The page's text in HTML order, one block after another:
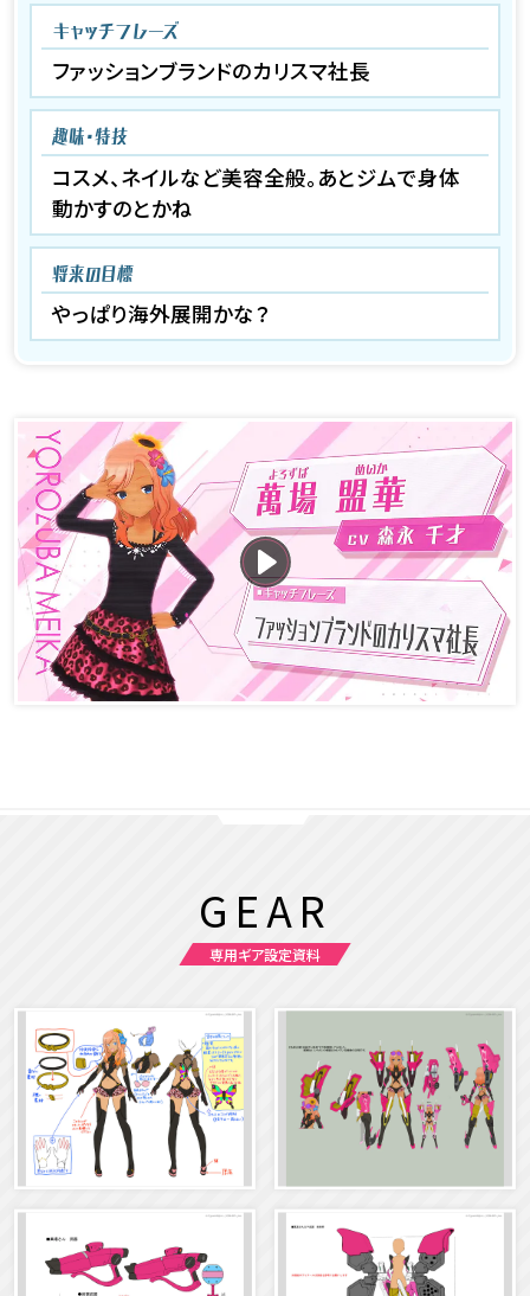
キャッチフレーズ
ファッションブランドのカリスマ社長
趣味・特技
コスメ、ネイルなど美容全般。あとジムで身体
動かすのとかね
将来の目標
やっぱり海外展開かな？
GEAR
専用ギア設定資料